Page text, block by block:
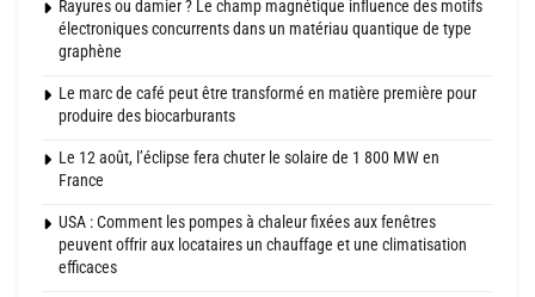
Rayures ou damier ? Le champ magnétique influence des motifs
électroniques concurrents dans un matériau quantique de type
graphène
Le marc de café peut être transformé en matière première pour
produire des biocarburants
Le 12 août, l’éclipse fera chuter le solaire de 1 800 MW en
France
USA : Comment les pompes à chaleur fixées aux fenêtres
peuvent offrir aux locataires un chauffage et une climatisation
efficaces